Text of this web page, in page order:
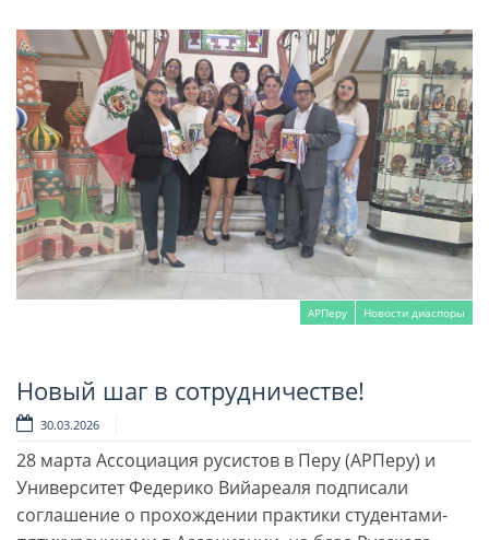
АРПеру Новости диаспоры
Читать далее
Новый шаг в сотрудничестве!
30.03.2026
28 марта Ассоциация русистов в Перу (АРПеру) и
Университет Федерико Вийареаля подписали
соглашение о прохождении практики студентами-